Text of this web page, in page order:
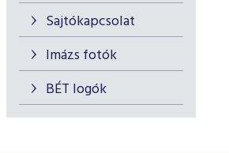
Sajtókapcsolat
Imázs fotók
BÉT logók